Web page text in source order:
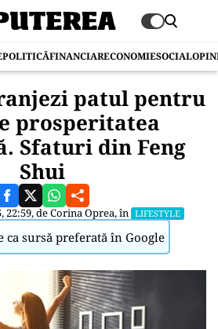
POLITICĂFINANCIARECONOMIESOCIAL
patul pentru
prosperitatea
Sfaturi din Feng
Shui
22:59, deCorina Oprea, în LIFESTYLE
ca sursă preferată în Google